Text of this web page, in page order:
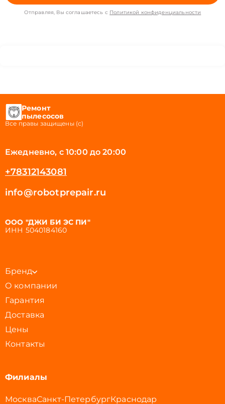
Отправляя, Вы соглашаетесь с Политикой конфиденциальности
Ремонт
пылесосов
Все правы защищены (с)
Ежедневно, с 10:00 до 20:00
+78312143081
info@robotprepair.ru
ООО "ДЖИ БИ ЭС ПИ"
ИНН 5040184160
Бренд
О компании
Гарантия
Доставка
Цены
Контакты
Филиалы
МоскваСанкт-ПетербургКраснодар